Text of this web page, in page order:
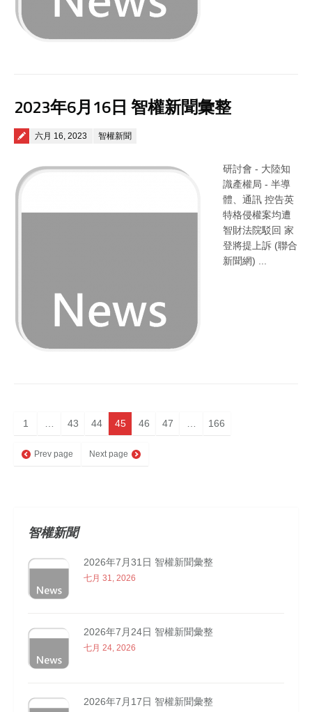
2023年6月16日 智權新聞彙整
Posted on
六月 16, 2023 智權新聞
研討會 - 大陸知
識產權局 - 半導
體、通訊 控告英
特格侵權案均遭
智財法院駁回 家
登將提上訴 (聯合
新聞網) ...
1 … 43 44 45 46 47 … 166
Prev page Next page
智權新聞
2026年7月31日 智權新聞彙整
七月 31, 2026
2026年7月24日 智權新聞彙整
七月 24, 2026
2026年7月17日 智權新聞彙整